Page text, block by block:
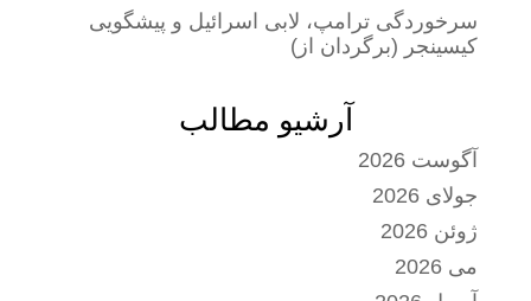
سرخوردگی ترامپ، لابی اسرائیل و پیشگویی
کیسینجر (برگردان از)
آرشیو مطالب
آگوست 2026
جولای 2026
ژوئن 2026
می 2026